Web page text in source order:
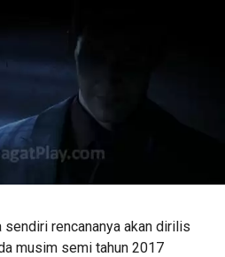
rencananya akan dirilis
musim semi tahun 2017